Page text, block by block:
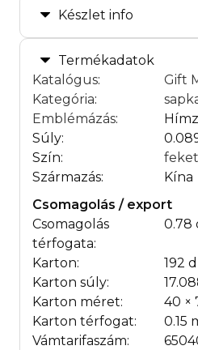
Készlet info
Termékadatok
Katalógus:
Gift
Kategória:
Emblémázás:
Súly:
Szín:
Származás:
Kína
Csomagolás / export
Csomagolás
térfogata:
0.78
Karton:
192
Karton súly:
Karton méret:
40 ×
Karton térfogat:
0.15
Vámtarifaszám: